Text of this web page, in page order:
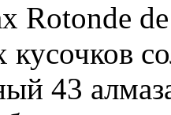
Rotonde
кусочков
43